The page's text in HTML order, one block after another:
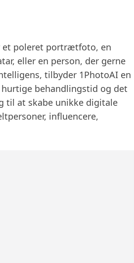
et poleret portrætfoto, en
eller en person, der gerne
tilbyder 1PhotoAI en
behandlingstid og det
til at skabe unikke digitale
influencere,